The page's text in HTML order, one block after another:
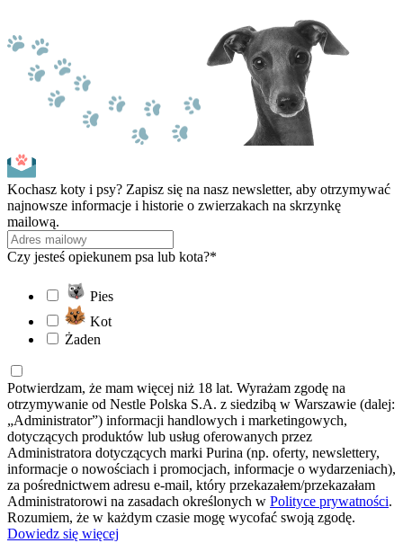
Kochasz koty i psy? Zapisz się na nasz newsletter, aby otrzymywać
najnowsze informacje i historie o zwierzakach na skrzynkę
mailową.
Czy jesteś opiekunem psa lub kota?*
Pies
Kot
Żaden
Potwierdzam, że mam więcej niż 18 lat. Wyrażam zgodę na
otrzymywanie od Nestle Polska S.A. z siedzibą w Warszawie (dalej:
„Administrator”) informacji handlowych i marketingowych,
dotyczących produktów lub usług oferowanych przez
Administratora dotyczących marki Purina (np. oferty, newslettery,
informacje o nowościach i promocjach, informacje o wydarzeniach),
za pośrednictwem adresu e-mail, który przekazałem/przekazałam
Administratorowi na zasadach określonych w Polityce prywatności.
Rozumiem, że w każdym czasie mogę wycofać swoją zgodę.
Dowiedz się więcej